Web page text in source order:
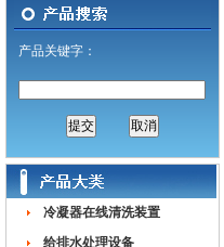
产品关键字：
冷凝器在线清洗装置
给排水处理设备